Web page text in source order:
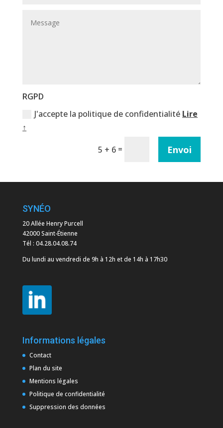
RGPD
J'accepte la politique de confidentialité Lire
↑
5 + 6 = Envoi
SYNÉO
20 Allée Henry Purcell
42000 Saint-Étienne
Tél : 04.28.04.08.74
Du lundi au vendredi de 9h à 12h et de 14h à 17h30
Informations légales
Contact
Plan du site
Mentions légales
Politique de confidentialité
Suppression des données